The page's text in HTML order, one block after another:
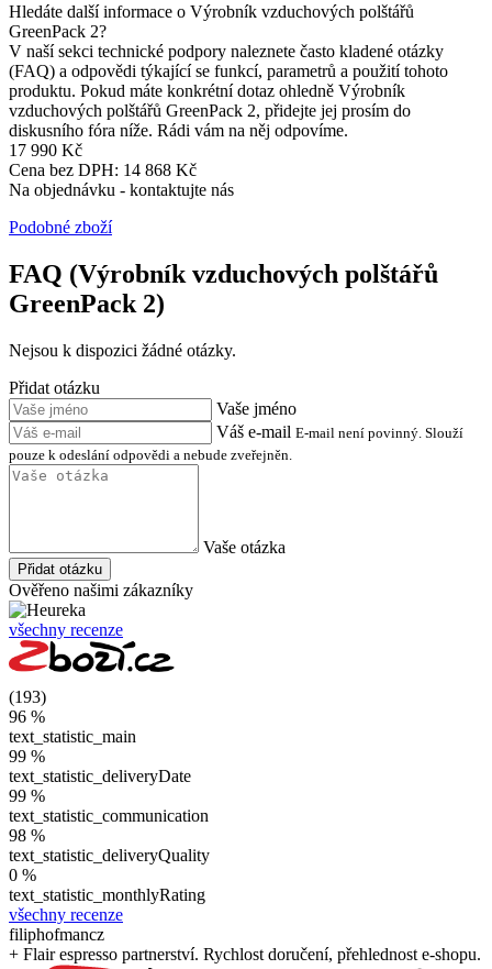
Hledáte další informace o Výrobník vzduchových polštářů
GreenPack 2?
V naší sekci technické podpory naleznete často kladené otázky
(FAQ) a odpovědi týkající se funkcí, parametrů a použití tohoto
produktu. Pokud máte konkrétní dotaz ohledně Výrobník
vzduchových polštářů GreenPack 2, přidejte jej prosím do
diskusního fóra níže. Rádi vám na něj odpovíme.
17 990 Kč
Cena bez DPH: 14 868 Kč
Na objednávku - kontaktujte nás
Podobné zboží
FAQ (Výrobník vzduchových polštářů
GreenPack 2)
Nejsou k dispozici žádné otázky.
Přidat otázku
Vaše jméno
Váš e-mail E-mail není povinný. Slouží
pouze k odeslání odpovědi a nebude zveřejněn.
Vaše otázka
Přidat otázku
Ověřeno našimi zákazníky
všechny recenze
(193)
96 %
text_statistic_main
99 %
text_statistic_deliveryDate
99 %
text_statistic_communication
98 %
text_statistic_deliveryQuality
0 %
text_statistic_monthlyRating
všechny recenze
filiphofmancz
+ Flair espresso partnerství. Rychlost doručení, přehlednost e-shopu.